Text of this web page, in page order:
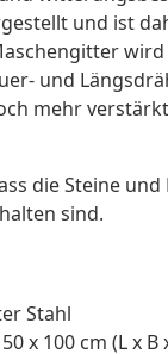
und ist
und
mehr
die Steine
sind.
Stahl
x 100 cm (L x B